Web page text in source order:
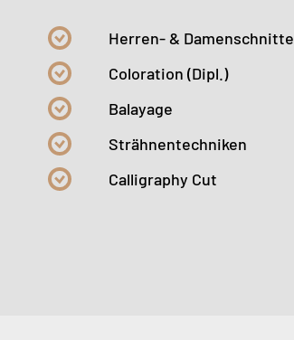
Herren- & Damenschnitte
Coloration (Dipl.)
Balayage
Strähnentechniken
Calligraphy Cut